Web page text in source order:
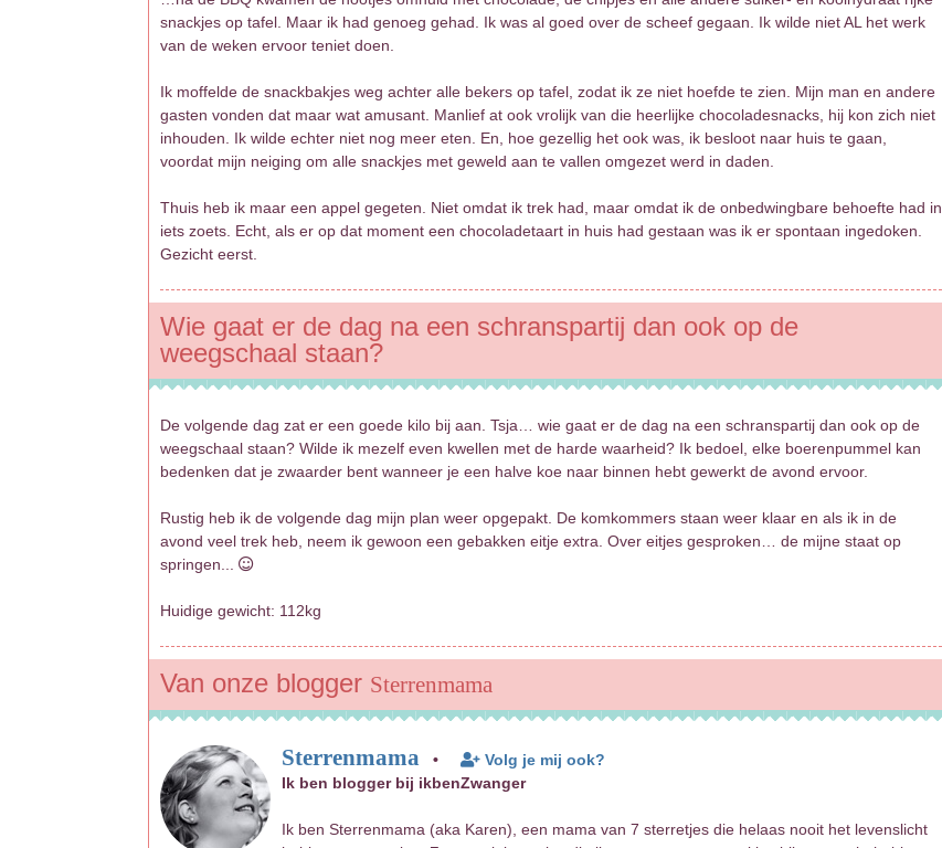
snackjes op tafel. Maar ik had genoeg gehad. Ik was al goed over de scheef gegaan. Ik wilde niet AL het werk
van de weken ervoor teniet doen.
Ik moffelde de snackbakjes weg achter alle bekers op tafel, zodat ik ze niet hoefde te zien. Mijn man en andere
gasten vonden dat maar wat amusant. Manlief at ook vrolijk van die heerlijke chocoladesnacks, hij kon zich niet
inhouden. Ik wilde echter niet nog meer eten. En, hoe gezellig het ook was, ik besloot naar huis te gaan,
voordat mijn neiging om alle snackjes met geweld aan te vallen omgezet werd in daden.
Thuis heb ik maar een appel gegeten. Niet omdat ik trek had, maar omdat ik de onbedwingbare behoefte had in
iets zoets. Echt, als er op dat moment een chocoladetaart in huis had gestaan was ik er spontaan ingedoken.
Gezicht eerst.
Wie gaat er de dag na een schranspartij dan ook op de
weegschaal staan?
De volgende dag zat er een goede kilo bij aan. Tsja… wie gaat er de dag na een schranspartij dan ook op de
weegschaal staan? Wilde ik mezelf even kwellen met de harde waarheid? Ik bedoel, elke boerenpummel kan
bedenken dat je zwaarder bent wanneer je een halve koe naar binnen hebt gewerkt de avond ervoor.
Rustig heb ik de volgende dag mijn plan weer opgepakt. De komkommers staan weer klaar en als ik in de
avond veel trek heb, neem ik gewoon een gebakken eitje extra. Over eitjes gesproken… de mijne staat op
springen...
Huidige gewicht: 112kg
Van onze blogger Sterrenmama
Sterrenmama •
Volg je mij ook?
Ik ben blogger bij ikbenZwanger
Ik ben Sterrenmama (aka Karen), een mama van 7 sterretjes die helaas nooit het levenslicht